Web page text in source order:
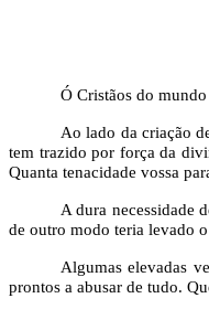
Ó Cristãos do
Ao lado da criação
tem trazido por força da
Quanta tenacidade vossa
A dura necessidade
de outro modo teria levado
Algumas elevadas
prontos a abusar de tudo.